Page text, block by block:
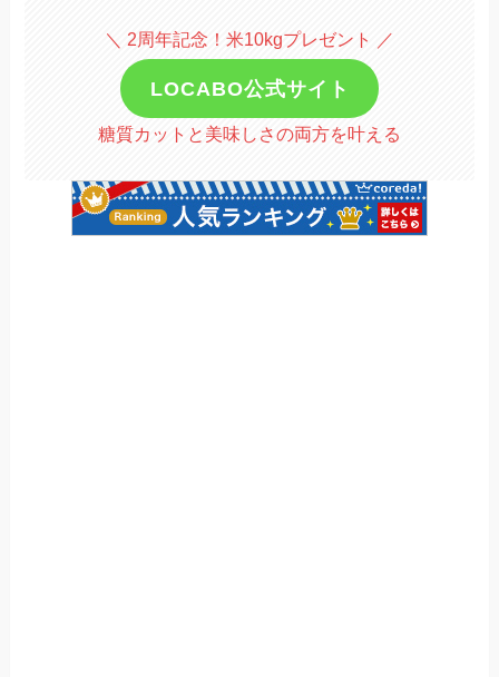
＼ 2周年記念！米10kgプレゼント ／
LOCABO公式サイト
糖質カットと美味しさの両方を叶える